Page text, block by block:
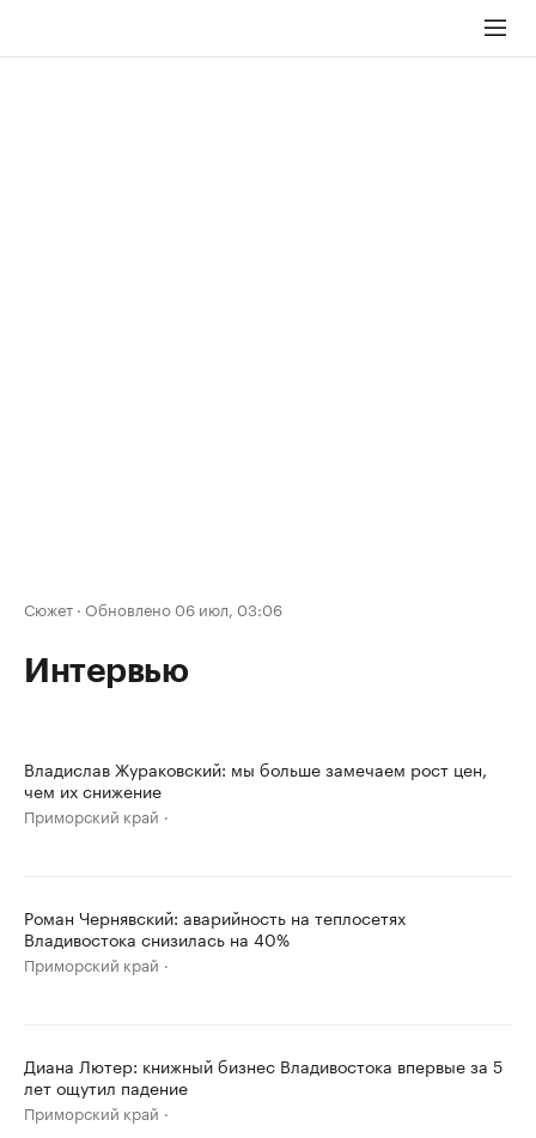
Сюжет · Обновлено 06 июл, 03:06
Интервью
Владислав Жураковский: мы больше замечаем рост цен,
чем их снижение
Приморский край
Роман Чернявский: аварийность на теплосетях
Владивостока снизилась на 40%
Приморский край
Диана Лютер: книжный бизнес Владивостока впервые за 5
лет ощутил падение
Приморский край